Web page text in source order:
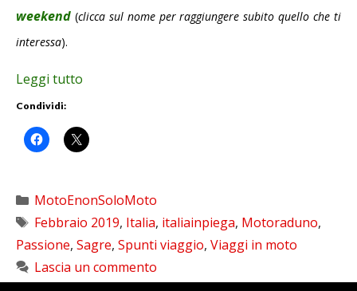
weekend (clicca sul nome per raggiungere subito quello che ti
interessa).
Leggi tutto
Condividi:
Categorie
MotoEnonSoloMoto
Tag
Febbraio 2019, Italia, italiainpiega, Motoraduno,
Passione, Sagre, Spunti viaggio, Viaggi in moto
Lascia un commento